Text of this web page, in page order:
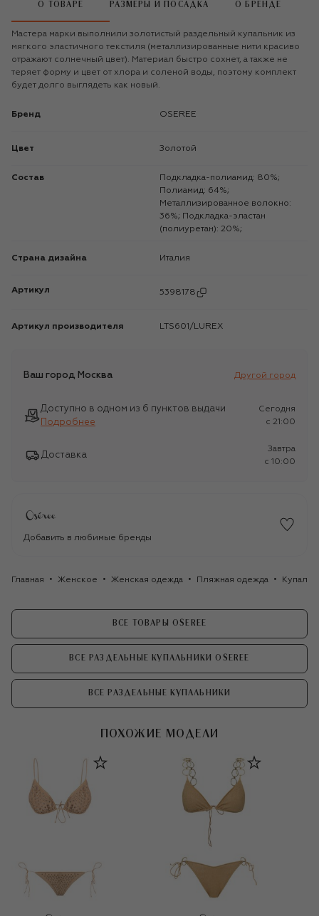
О ТОВАРЕ РАЗМЕРЫ И ПОСАДКА О БРЕНДЕ
Мастера марки выполнили золотистый раздельный купальник из
мягкого эластичного текстиля (металлизированные нити красиво
отражают солнечный цвет). Материал быстро сохнет, а также не
теряет форму и цвет от хлора и соленой воды, поэтому комплект
будет долго выглядеть как новый.
Бренд OSEREE
Цвет Золотой
Состав
Подкладка-полиамид: 80%;
Полиамид: 64%;
Металлизированное волокно:
36%; Подкладка-эластан
(полиуретан): 20%;
Страна дизайна Италия
Артикул 5398178
Артикул производителя LTS601/LUREX
Ваш город Москва Другой город
Доступно в одном из 6 пунктов выдачи
Подробнее
Сегодня
c 21:00
Доставка
Завтра
c 10:00
Добавить в любимые бренды
Главная Женское Женская одежда Пляжная одежда
ВСЕ ТОВАРЫ OSEREE
ВСЕ РАЗДЕЛЬНЫЕ КУПАЛЬНИКИ OSEREE
ВСЕ РАЗДЕЛЬНЫЕ КУПАЛЬНИКИ
ПОХОЖИЕ МОДЕЛИ